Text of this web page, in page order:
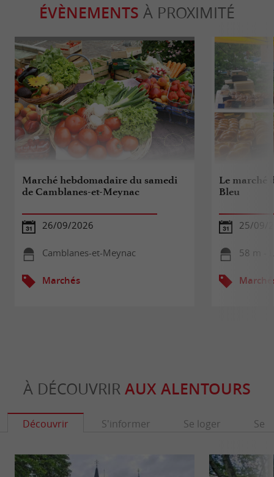
ÉVÈNEMENTS À PROXIMITÉ
Marché hebdomadaire du samedi
de Camblanes-et-Meynac
26/09/2026
Camblanes-et-Meynac
Marchés
Le marché
Bleu
25/09/
58 m -
À DÉCOUVRIR AUX ALENTOURS
Découvrir S'informer Se loger Se